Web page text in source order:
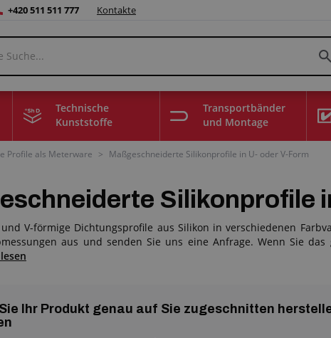
+420 511 511 777 Kontakte
Technische
Kunststoffe
Transportbänder
und Montage
Profile als Meterware > Maßgeschneiderte Silikonprofile in U- oder V-Form
Silikonprofile
V-förmige Dichtungsprofile aus Silikon in verschiedenen
aus und senden Sie uns eine Anfrage. Wenn Sie
Ihr Produkt genau auf Sie zugeschnitten